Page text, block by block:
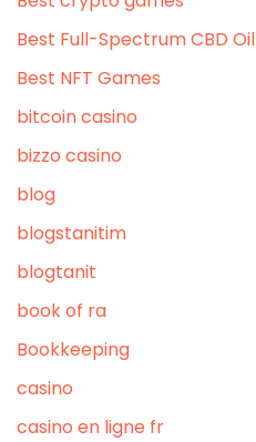
Best Full-Spectrum CBD Oil
Best NFT Games
bitcoin casino
bizzo casino
blog
blogstanitim
blogtanit
book of ra
Bookkeeping
casino
casino en ligne fr